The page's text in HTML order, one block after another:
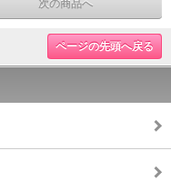
次の商品へ
ページの先頭へ戻る